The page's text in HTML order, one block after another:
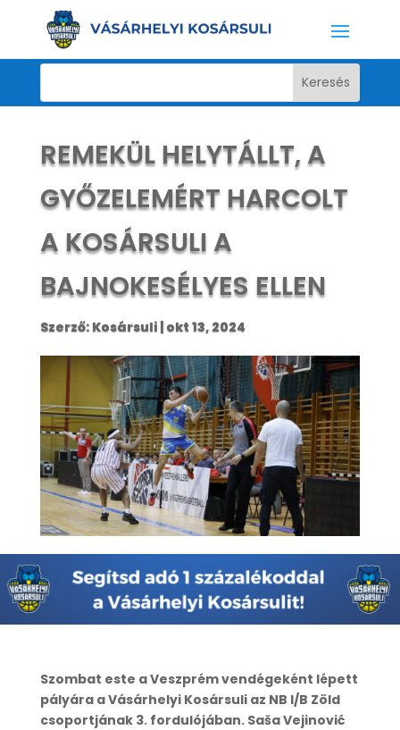
REMEKÜL HELYTÁLLT, A
GYŐZELEMÉRT HARCOLT
A KOSÁRSULI A
BAJNOKESÉLYES ELLEN
Szerző: Kosársuli| okt 13, 2024
Szombat este a Veszprém vendégeként lépett
pályára a Vásárhelyi Kosársuli az NB I/B Zöld
csoportjának 3. fordulójában. Saša Vejinović